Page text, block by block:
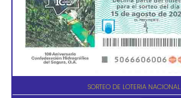
SORTEO DE LOTERIA NACIONAL